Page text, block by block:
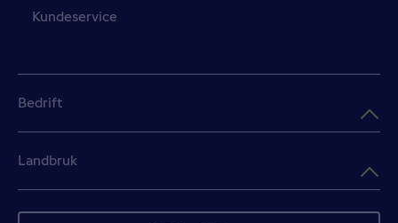
Kundeservice
Bedrift
Landbruk